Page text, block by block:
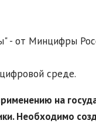
- от Минцифры
среде.
на
Необходимо